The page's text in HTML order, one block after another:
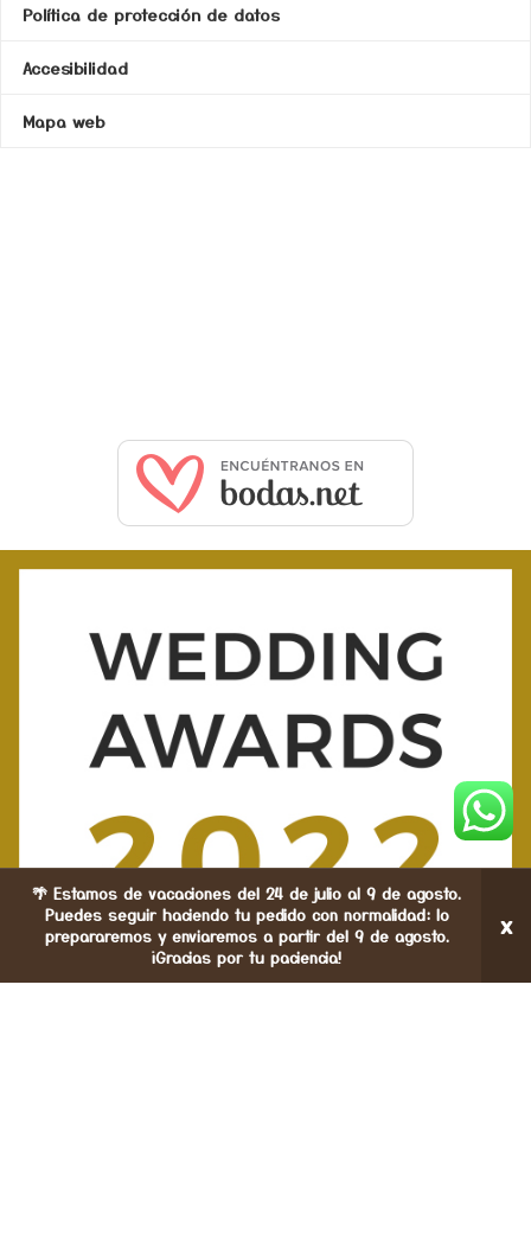
🌴 Estamos de vacaciones del 24 de julio al 9 de agosto.
Puedes seguir haciendo tu pedido con normalidad: lo
prepararemos y enviaremos a partir del 9 de agosto.
¡Gracias por tu paciencia!
×
Política de protección de datos
Accesibilidad
Mapa web